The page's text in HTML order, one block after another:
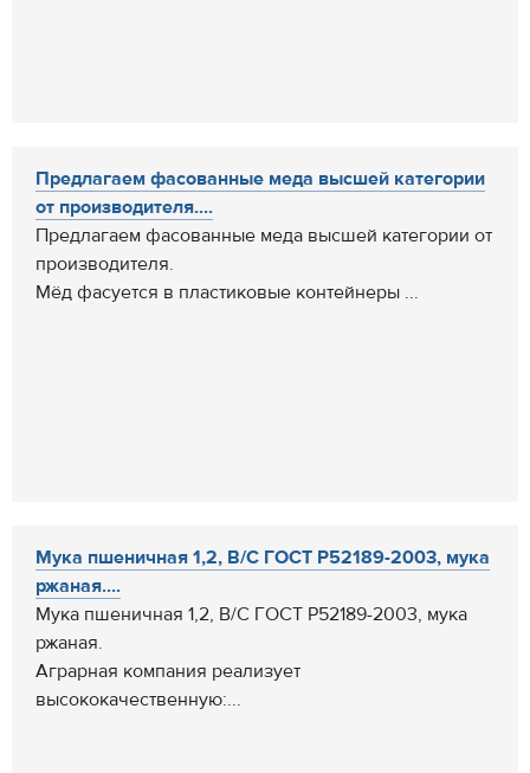
Предлагаем фасованные меда высшей категории
от производителя....
Предлагаем фасованные меда высшей категории от
производителя.
Мёд фасуется в пластиковые контейнеры ...
Мука пшеничная 1,2, В/C ГОСТ Р52189-2003, мука
ржаная....
Мука пшеничная 1,2, В/C ГОСТ Р52189-2003, мука
ржаная.
Аграрная компания реализует
высококачественную:...